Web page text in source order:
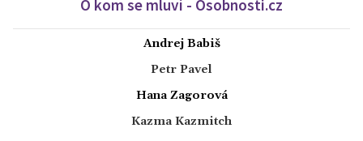
O kom se mluví - Osobnosti.cz
Andrej Babiš
Petr Pavel
Hana Zagorová
Kazma Kazmitch